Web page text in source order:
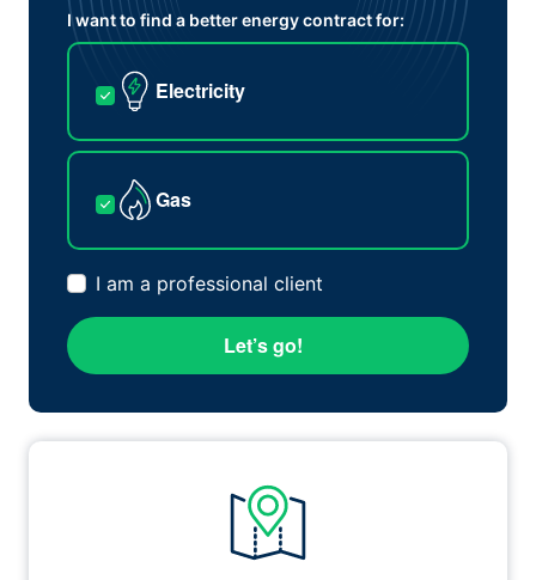
I want to find a better energy contract for:
Electricity
Gas
I am a professional client
Let’s go!